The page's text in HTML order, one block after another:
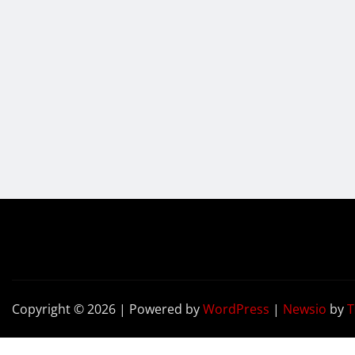
Copyright © 2026 | Powered byWordPress | Newsio by